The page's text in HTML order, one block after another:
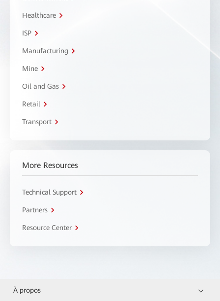
Healthcare
ISP
Manufacturing
Mine
Oil and Gas
Retail
Transport
More Resources
Technical Support
Partners
Resource Center
À propos